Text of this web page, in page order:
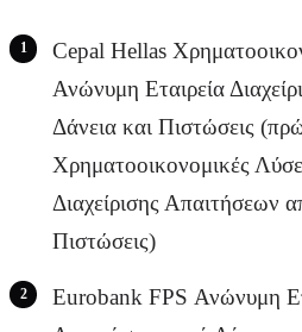
Cepal Hellas
Ανώνυμη Εταιρεία
Δάνεια και Πιστώσεις
Χρηματοοικονομικές
Διαχείρισης Απαιτήσεων
Πιστώσεις)
Eurobank FPS Ανώνυμη